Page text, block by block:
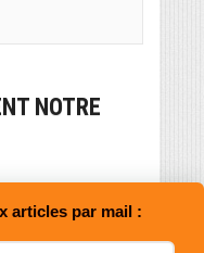
NOTRE
articles par mail :